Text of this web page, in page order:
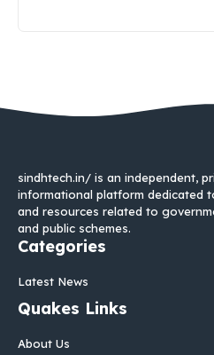
sindhtech.in/ is an independent,
informational platform dedicated
and resources related to
and public schemes.
Categories
Latest News
Quakes Links
About Us